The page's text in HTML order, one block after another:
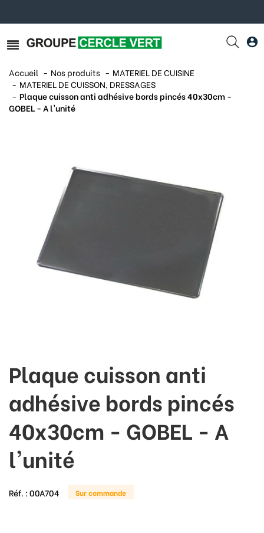
Accueil Nos produits
MATERIEL DE CUISINE
MATERIEL DE CUISSON, DRESSAGES
Plaque cuisson anti adhésive bords pincés 40x30cm -
GOBEL - A l'unité
Plaque cuisson anti
adhésive bords pincés
40x30cm - GOBEL - A
l'unité
Réf. :00A704 Sur commande